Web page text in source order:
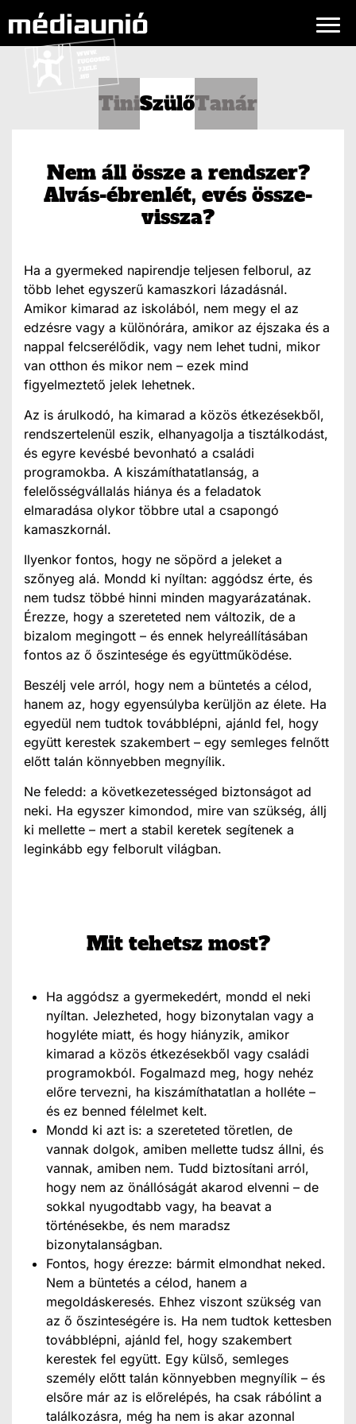
TiniSzülőTanár
Nem áll össze a rendszer?
Alvás-ébrenlét, evés össze-
vissza?
Ha a gyermeked napirendje teljesen felborul, az
több lehet egyszerű kamaszkori lázadásnál.
Amikor kimarad az iskolából, nem megy el az
edzésre vagy a különórára, amikor az éjszaka és a
nappal felcserélődik, vagy nem lehet tudni, mikor
van otthon és mikor nem – ezek mind
figyelmeztető jelek lehetnek.
Az is árulkodó, ha kimarad a közös étkezésekből,
rendszertelenül eszik, elhanyagolja a tisztálkodást,
és egyre kevésbé bevonható a családi
programokba. A kiszámíthatatlanság, a
felelősségvállalás hiánya és a feladatok
elmaradása olykor többre utal a csapongó
kamaszkornál.
Ilyenkor fontos, hogy ne söpörd a jeleket a
szőnyeg alá. Mondd ki nyíltan: aggódsz érte, és
nem tudsz többé hinni minden magyarázatának.
Érezze, hogy a szereteted nem változik, de a
bizalom megingott – és ennek helyreállításában
fontos az ő őszintesége és együttműködése.
Beszélj vele arról, hogy nem a büntetés a célod,
hanem az, hogy egyensúlyba kerüljön az élete. Ha
egyedül nem tudtok továbblépni, ajánld fel, hogy
együtt kerestek szakembert – egy semleges felnőtt
előtt talán könnyebben megnyílik.
Ne feledd: a következetességed biztonságot ad
neki. Ha egyszer kimondod, mire van szükség, állj
ki mellette – mert a stabil keretek segítenek a
leginkább egy felborult világban.
Mit tehetsz most?
Ha aggódsz a gyermekedért, mondd el neki
nyíltan. Jelezheted, hogy bizonytalan vagy a
hogyléte miatt, és hogy hiányzik, amikor
kimarad a közös étkezésekből vagy családi
programokból. Fogalmazd meg, hogy nehéz
előre tervezni, ha kiszámíthatatlan a holléte –
és ez benned félelmet kelt.
Mondd ki azt is: a szereteted töretlen, de
vannak dolgok, amiben mellette tudsz állni, és
vannak, amiben nem. Tudd biztosítani arról,
hogy nem az önállóságát akarod elvenni – de
sokkal nyugodtabb vagy, ha beavat a
történésekbe, és nem maradsz
bizonytalanságban.
Fontos, hogy érezze: bármit elmondhat neked.
Nem a büntetés a célod, hanem a
megoldáskeresés. Ehhez viszont szükség van
az ő őszinteségére is. Ha nem tudtok kettesben
továbblépni, ajánld fel, hogy szakembert
kerestek fel együtt. Egy külső, semleges
személy előtt talán könnyebben megnyílik – és
elsőre már az is előrelépés, ha csak rábólint a
találkozásra, még ha nem is akar azonnal